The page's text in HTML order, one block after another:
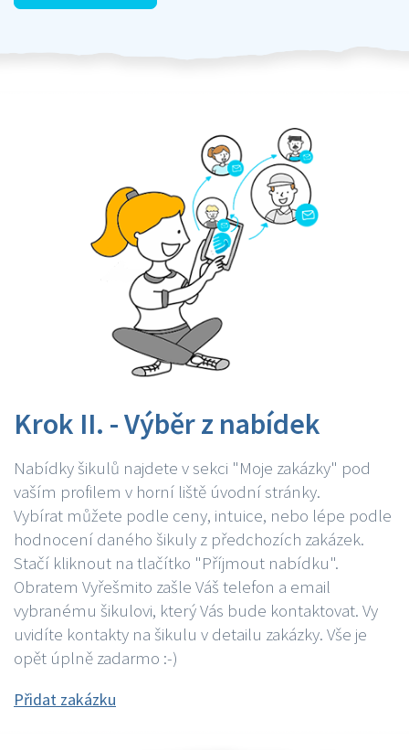
Krok II. - Výběr z nabídek
Nabídky šikulů najdete v sekci "Moje zakázky" pod
vaším profilem v horní liště úvodní stránky.
Vybírat můžete podle ceny, intuice, nebo lépe podle
hodnocení daného šikuly z předchozích zakázek.
Stačí kliknout na tlačítko "Příjmout nabídku".
Obratem Vyřešmito zašle Váš telefon a email
vybranému šikulovi, který Vás bude kontaktovat. Vy
uvidíte kontakty na šikulu v detailu zakázky. Vše je
opět úplně zadarmo :-)
Přidat zakázku